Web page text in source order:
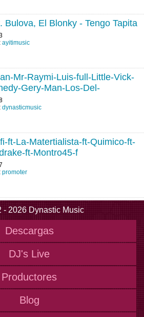
Bulova, El Blonky - Tengo Tapita
ayitimusic
Mr-Raymi-Luis-full-Little-Vick-
Gery-Man-Los-Del-
dynasticmusic
ft-La-Matertialista-ft-Quimico-ft-
ft-Montro45-f
promoter
- 2026 Dynastic Music
Descargas
DJ's Live
Productores
Blog